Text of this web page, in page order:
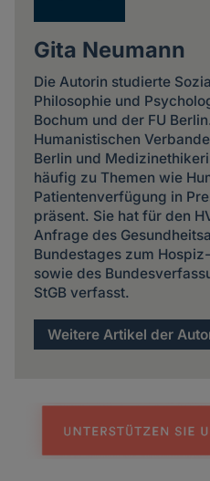
Gita Neumann
Die Autorin studierte
Philosophie und
Bochum und der FU
Humanistischen
Berlin und
häufig zu Themen wie
Patientenverfügung in
präsent. Sie hat für den
Anfrage des
Bundestages zum
sowie des
StGB verfasst.
Weitere Artikel der